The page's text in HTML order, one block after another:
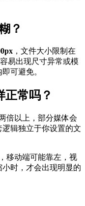
？
，文件大小限制在
易出现尺寸异常或模
可避免。
正常吗？
倍以上，部分媒体会
辑独立于你设置的文
移动端可能靠左，视
时，才会出现明显的